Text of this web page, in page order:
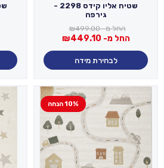
שטיח אליו קידס 2298 -
גירפה
החל מ- ₪499.00
החל מ- ₪449.10
לבחירת מידה
10% הנחה